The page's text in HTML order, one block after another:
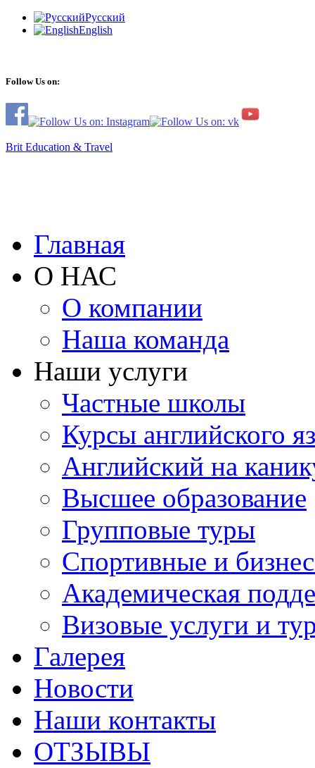
Русский
English
Follow Us on:
Brit Education & Travel
Главная
О НАС
О компании
Наша команда
Наши услуги
Частные школы
Курсы английского
Английский на
Высшее образование
Групповые туры
Спортивные и
Академическая
Визовые услуги и
Галерея
Новости
Наши контакты
ОТЗЫВЫ